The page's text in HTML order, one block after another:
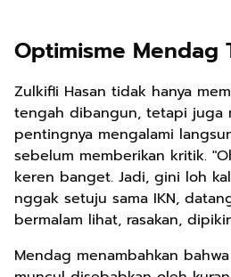
Optimisme Mendag
Zulkifli Hasan tidak hanya
tengah dibangun, tetapi juga
pentingnya mengalami
sebelum memberikan kritik.
keren banget. Jadi, gini loh
nggak setuju sama IKN,
bermalam lihat, rasakan,
Mendag menambahkan